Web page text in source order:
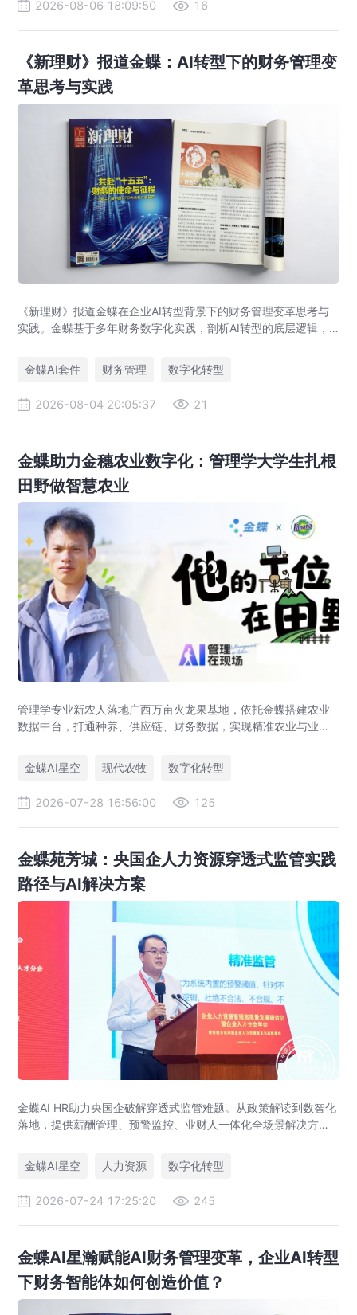
2026-08-06 18:09:50 16
《新理财》报道金蝶：AI转型下的财务管理变
革思考与实践
《新理财》报道金蝶在企业AI转型背景下的财务管理变革思考与
实践。金蝶基于多年财务数字化实践，剖析AI转型的底层逻辑，
力企业实现从核算型财务到价值创造型财务的跃迁。
金蝶AI套件 财务管理 数字化转型
2026-08-04 20:05:37 21
金蝶助力金穗农业数字化：管理学大学生扎根
田野做智慧农业
管理学专业新农人落地广西万亩火龙果基地，依托金蝶搭建农业
数据中台，打通种养、供应链、财务数据，实现精准农业与业财
金蝶AI星空
现代农牧 数字化转型
2026-07-28 16:56:00 125
金蝶苑芳城：央国企人力资源穿透式监管实践
路径与AI解决方案
金蝶AI HR助力央国企破解穿透式监管难题。从政策解读到数智化
落地，提供薪酬管理、预警监控、业财人一体化全场景解决方
金蝶AI星空
人力资源 数字化转型
2026-07-24 17:25:20 245
金蝶AI星瀚赋能AI财务管理变革，企业AI转型
下财务智能体如何创造价值？